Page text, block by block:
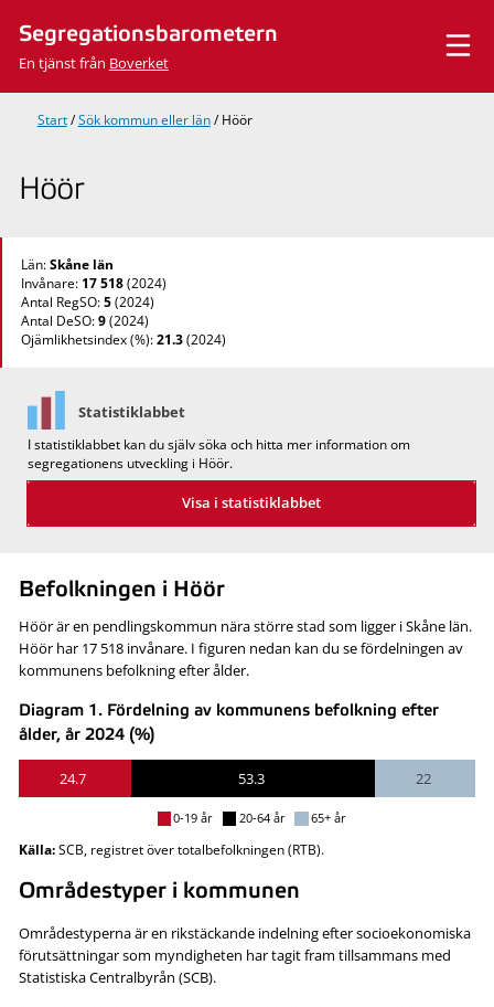
innehåll
Segregationsbarometern
En tjänst från Boverket
Start/Sök kommun eller län/Höör
Höör
Län:Skåne län
Invånare: 17 518(2024)
Antal RegSO:5(2024)
Antal DeSO:9(2024)
Ojämlikhetsindex (%):21.3(2024)
Statistiklabbet
I statistiklabbet kan du själv söka och hitta mer information om
segregationens utveckling i Höör.
Visa i statistiklabbet
Befolkningen i Höör
Höör är en pendlingskommun nära större stad som ligger i Skåne län.
Höör har 17 518 invånare. I figuren nedan kan du se fördelningen av
kommunens befolkning efter ålder.
Diagram 1. Fördelning av kommunens befolkning efter
ålder, år 2024 (%)
24.7 53.3 22
0-19 år 20-64 år 65+ år
Källa:SCB, registret över totalbefolkningen (RTB).
Områdestyper i kommunen
Områdestyperna är en rikstäckande indelning efter socioekonomiska
förutsättningar som myndigheten har tagit fram tillsammans med
Statistiska Centralbyrån (SCB).